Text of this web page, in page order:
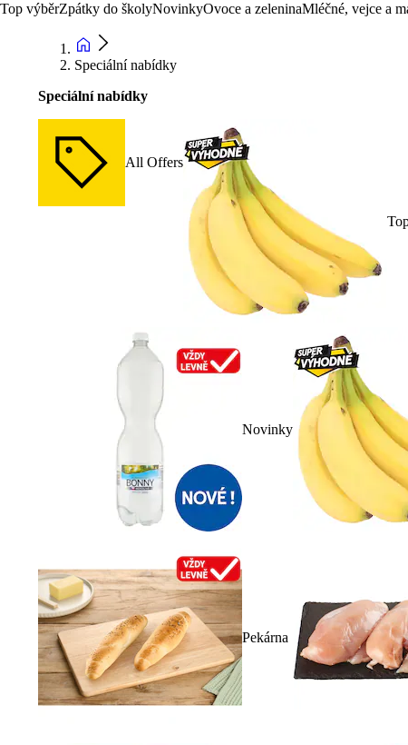
Top výběrZpátky do školyNovinkyOvoce a zeleninaMléčné, vejce a
Speciální nabídky
Speciální nabídky
All Offers
Novinky
Pekárna